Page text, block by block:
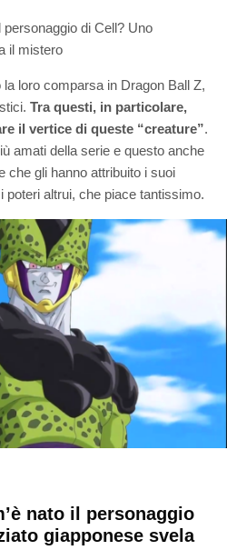
personaggio di Cell? Uno
il mistero
loro comparsa in Dragon Ball Z,
Tra questi, in particolare,
il vertice di queste “creature”.
amati della serie e questo anche
che gli hanno attribuito i suoi
poteri altrui, che piace tantissimo.
nato il personaggio
giapponese svela